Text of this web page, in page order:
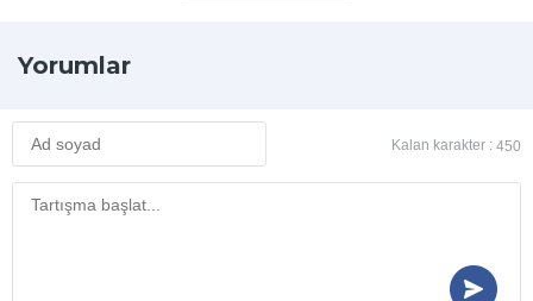
Yorumlar
Kalan karakter : 450